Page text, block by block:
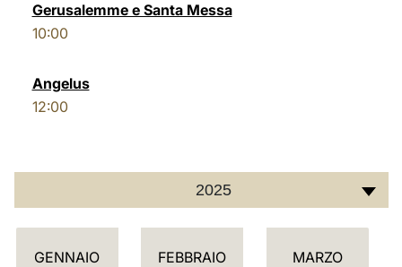
Gerusalemme e Santa Messa
10:00
Angelus
12:00
2025
C
GENNAIO FEBBRAIO MARZO